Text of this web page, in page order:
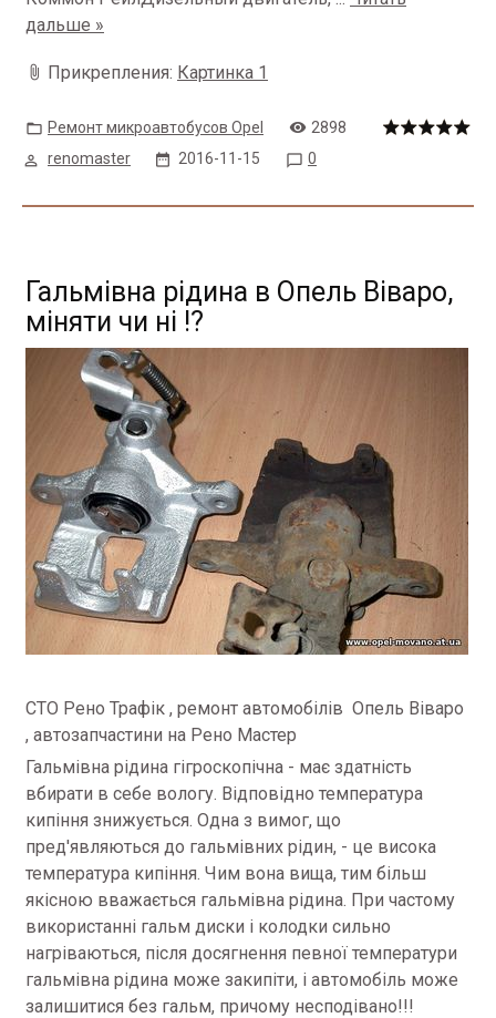
дальше »
Прикрепления: Картинка 1
Ремонт микроавтобусов Opel
2898
renomaster
2016-11-15 0
Гальмівна рідина в Опель Віваро,
міняти чи ні !?
СТО Рено Трафік , ремонт автомобілів Опель Віваро
, автозапчастини на Рено Мастер
Гальмівна рідина гігроскопічна - має здатність
вбирати в себе вологу. Відповідно температура
кипіння знижується. Одна з вимог, що
пред'являються до гальмівних рідин, - це висока
температура кипіння. Чим вона вища, тим більш
якісною вважається гальмівна рідина. При частому
використанні гальм диски і колодки сильно
нагріваються, після досягнення певної температури
гальмівна рідина може закипіти, і автомобіль може
залишитися без гальм, причому несподівано!!!